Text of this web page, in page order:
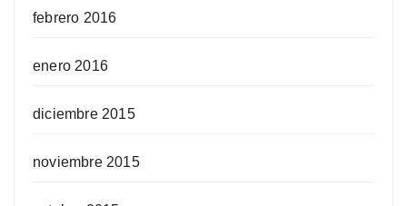
febrero 2016
enero 2016
diciembre 2015
noviembre 2015